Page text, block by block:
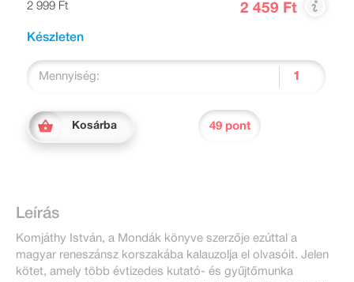
2 999 Ft
2 459 Ft
Készleten
Mennyiség:
Kosárba 49 pont
Leírás
Komjáthy István, a Mondák könyve szerzője ezúttal a
magyar reneszánsz korszakába kalauzolja el olvasóit. Jelen
kötet, amely több évtizedes kutató- és gyűjtőmunka